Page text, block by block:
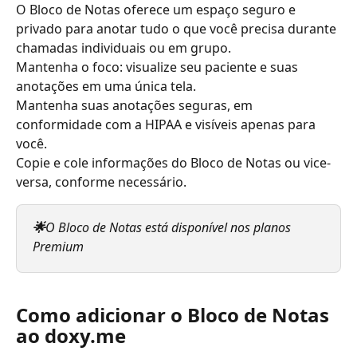
O Bloco de Notas oferece um espaço seguro e
privado para anotar tudo o que você precisa durante
chamadas individuais ou em grupo.
Mantenha o foco: visualize seu paciente e suas
anotações em uma única tela.
Mantenha suas anotações seguras, em
conformidade com a HIPAA e visíveis apenas para
você.
Copie e cole informações do Bloco de Notas ou vice-
versa, conforme necessário.
🌟O Bloco de Notas está disponível nos planos
Premium
Como adicionar o Bloco de Notas
ao doxy.me